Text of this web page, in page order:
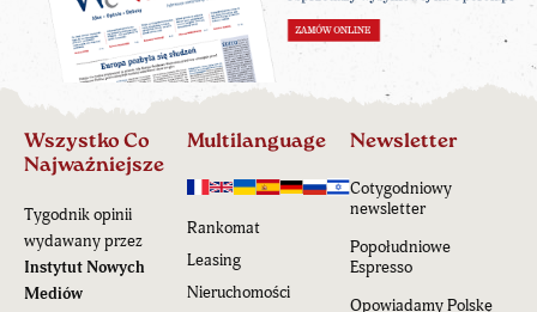
Wszystko Co
Najważniejsze
Tygodnik opinii
wydawany przez
Instytut Nowych
Mediów
Multilanguage
Rankomat
Leasing
Nieruchomości
Newsletter
Cotygodniowy
newsletter
Popołudniowe
Espresso
Opowiadamy Polskę